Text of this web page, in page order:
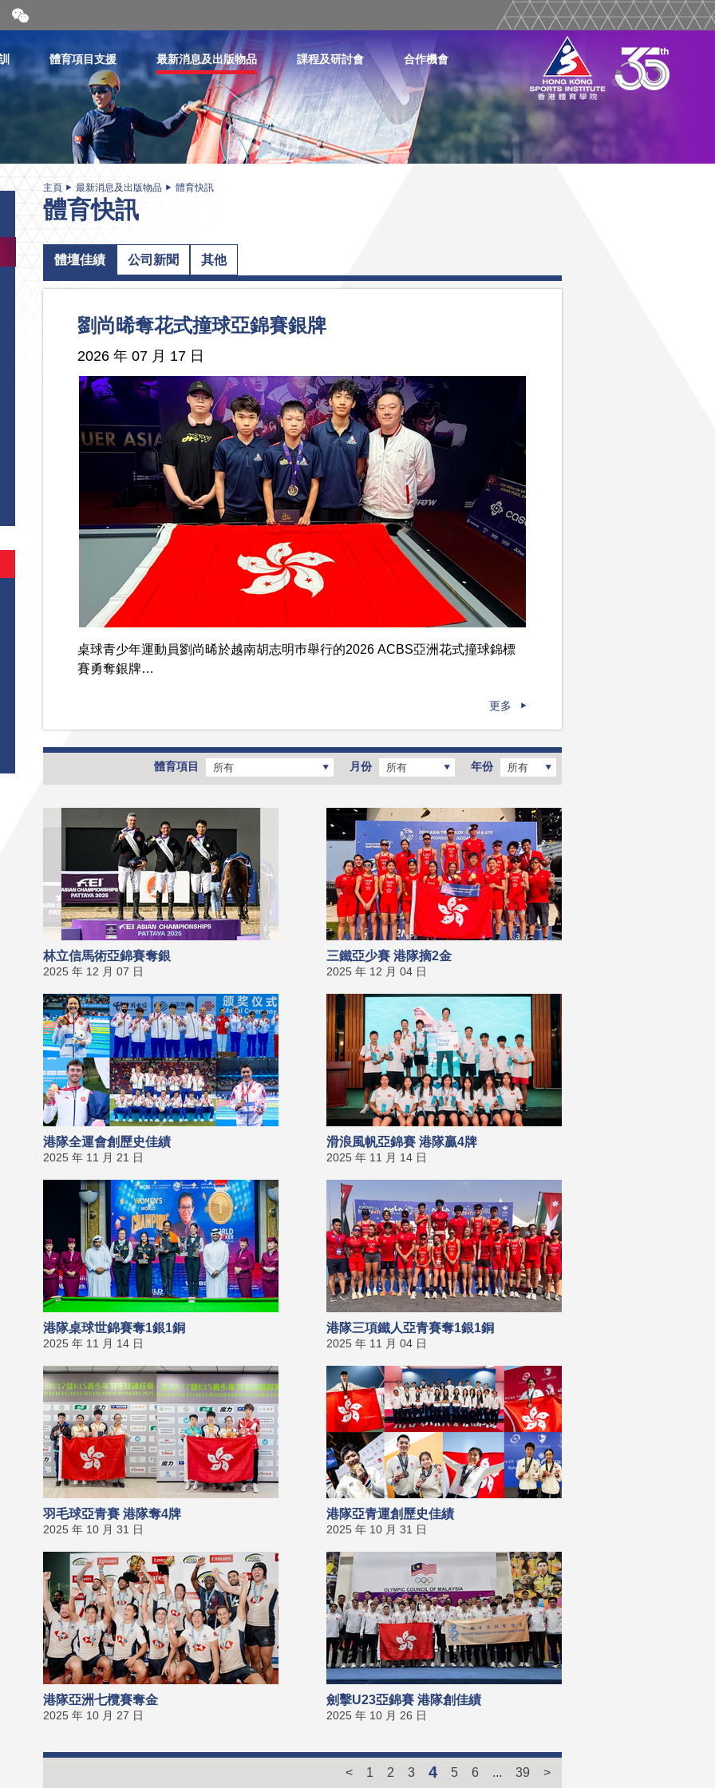
開
合
二
維
體育項目支援 最新消息及出版物品 課程及研討會 合作機會
主頁 最新消息及出版物品 體育快訊
體育快訊
體壇佳績 公司新聞 其他
劉尚晞奪花式撞球亞錦賽銀牌
2026 年 07 月 17 日
桌球青少年運動員劉尚晞於越南胡志明巿舉行的2026 ACBS亞洲花式撞球錦標
賽勇奪銀牌…
更多
年份 所有
月份 所有
體育項目 所有
林立信馬術亞錦賽奪銀
2025 年 12 月 07 日
三鐵亞少賽 港隊摘2金
2025 年 12 月 04 日
港隊全運會創歷史佳績
2025 年 11 月 21 日
滑浪風帆亞錦賽 港隊贏4牌
2025 年 11 月 14 日
港隊桌球世錦賽奪1銀1銅
2025 年 11 月 14 日
港隊三項鐵人亞青賽奪1銀1銅
2025 年 11 月 04 日
羽毛球亞青賽 港隊奪4牌
2025 年 10 月 31 日
港隊亞青運創歷史佳績
2025 年 10 月 31 日
港隊亞洲七欖賽奪金
2025 年 10 月 27 日
劍擊U23亞錦賽 港隊創佳績
2025 年 10 月 26 日
< 1 2 3 4 5 6 ... 39 >